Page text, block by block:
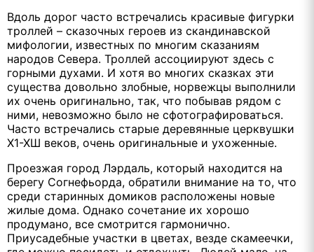
Вдоль дорог часто встречались красивые фигурки
троллей – сказочных героев из скандинавской
мифологии, известных по многим сказаниям
народов Севера. Троллей ассоциируют здесь с
горными духами. И хотя во многих сказках эти
существа довольно злобные, норвежцы выполнили
их очень оригинально, так, что побывав рядом с
ними, невозможно было не сфотографироваться.
Часто встречались старые деревянные церквушки
Х1-ХШ веков, очень оригинальные и ухоженные.
Проезжая город Лэрдаль, который находится на
берегу Согнефьорда, обратили внимание на то, что
среди старинных домиков расположены новые
жилые дома. Однако сочетание их хорошо
продумано, все смотрится гармонично.
Приусадебные участки в цветах, везде скамеечки,